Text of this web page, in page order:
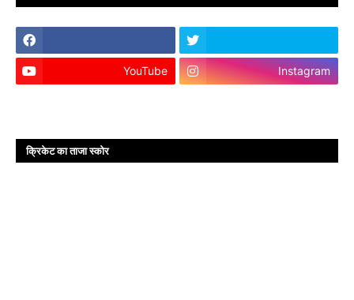
YouTube Instagram
क्रिकेट का ताजा स्कोर